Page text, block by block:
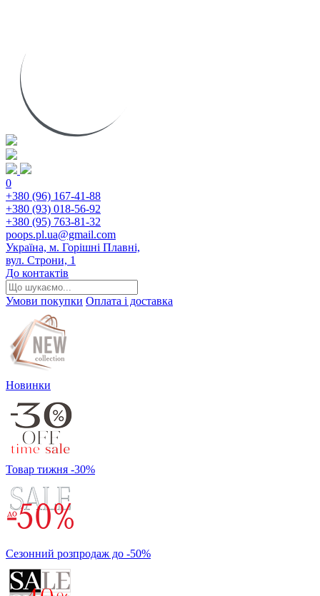
0
+380 (96) 167-41-88
+380 (93) 018-56-92
+380 (95) 763-81-32
poops.pl.ua@gmail.com
Україна, м. Горішні Плавні,
вул. Строни, 1
До контактів
Умови покупки Оплата і доставка
Новинки
Товар тижня -30%
Сезонний розпродаж до -50%